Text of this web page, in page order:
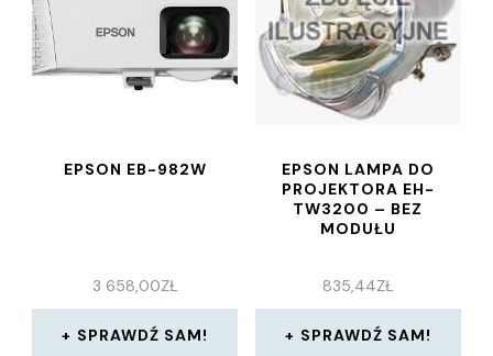
EPSON EB-982W
3 658,00ZŁ
SPRAWDŹ SAM!
EPSON LAMPA DO
PROJEKTORA EH-
TW3200 – BEZ
MODUŁU
835,44ZŁ
SPRAWDŹ SAM!